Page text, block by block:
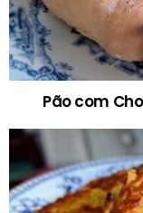
Pão com